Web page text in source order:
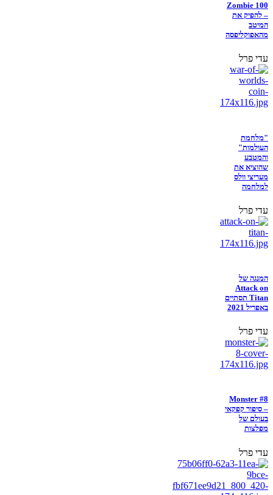
Zombie 100
– להפיק את
המיטב
מהאפוקליפסה
עדי פרל
"מלחמת
העולמות"
והמטבע
שהוציא את
מעריצי וולס
למלחמה
עדי פרל
המנגה של
Attack on
Titan תסתיים
באפריל 2021
עדי פרל
Monster #8
– סיפור קפקאי
בעולם של
מפלצות
עדי פרל